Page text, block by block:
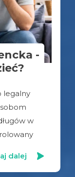
-
legalny
w
dalej